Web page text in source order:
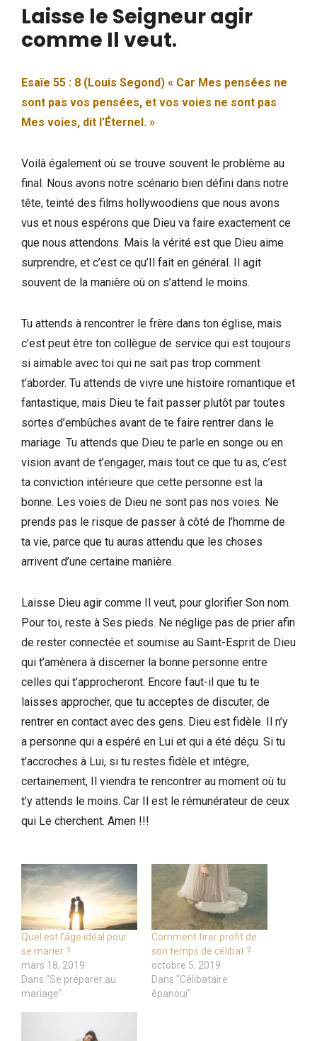
Laisse le Seigneur agir
comme Il veut.
Esaïe 55 : 8 (Louis Segond) « Car Mes pensées ne
sont pas vos pensées, et vos voies ne sont pas
Mes voies, dit l’Éternel. »
Voilà également où se trouve souvent le problème au
final. Nous avons notre scénario bien défini dans notre
tête, teinté des films hollywoodiens que nous avons
vus et nous espérons que Dieu va faire exactement ce
que nous attendons. Mais la vérité est que Dieu aime
surprendre, et c’est ce qu’Il fait en général. Il agit
souvent de la manière où on s’attend le moins.
Tu attends à rencontrer le frère dans ton église, mais
c’est peut être ton collègue de service qui est toujours
si aimable avec toi qui ne sait pas trop comment
t’aborder. Tu attends de vivre une histoire romantique et
fantastique, mais Dieu te fait passer plutôt par toutes
sortes d’embûches avant de te faire rentrer dans le
mariage. Tu attends que Dieu te parle en songe ou en
vision avant de t’engager, mais tout ce que tu as, c’est
ta conviction intérieure que cette personne est la
bonne. Les voies de Dieu ne sont pas nos voies. Ne
prends pas le risque de passer à côté de l’homme de
ta vie, parce que tu auras attendu que les choses
arrivent d’une certaine manière.
Laisse Dieu agir comme Il veut, pour glorifier Son nom.
Pour toi, reste à Ses pieds. Ne néglige pas de prier afin
de rester connectée et soumise au Saint-Esprit de Dieu
qui t’amènera à discerner la bonne personne entre
celles qui t’approcheront. Encore faut-il que tu te
laisses approcher, que tu acceptes de discuter, de
rentrer en contact avec des gens. Dieu est fidèle. Il n’y
a personne qui a espéré en Lui et qui a été déçu. Si tu
t’accroches à Lui, si tu restes fidèle et intègre,
certainement, Il viendra te rencontrer au moment où tu
t’y attends le moins. Car Il est le rémunérateur de ceux
qui Le cherchent. Amen !!!
Quel est l’âge idéal pour
se marier ?
mars 18, 2019
Dans "Se préparer au
mariage"
Comment tirer profit de
son temps de célibat ?
octobre 5, 2019
Dans "Célibataire
épanoui"